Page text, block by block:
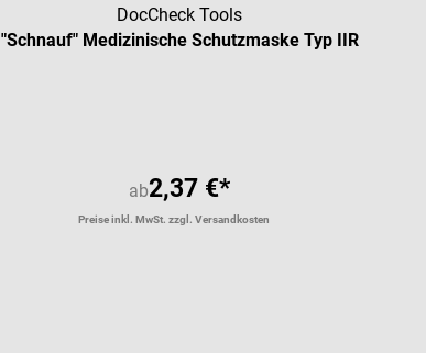
DocCheck Tools
"Schnauf" Medizinische Schutzmaske Typ IIR
ab2,37 €*
Preise inkl. MwSt. zzgl. Versandkosten